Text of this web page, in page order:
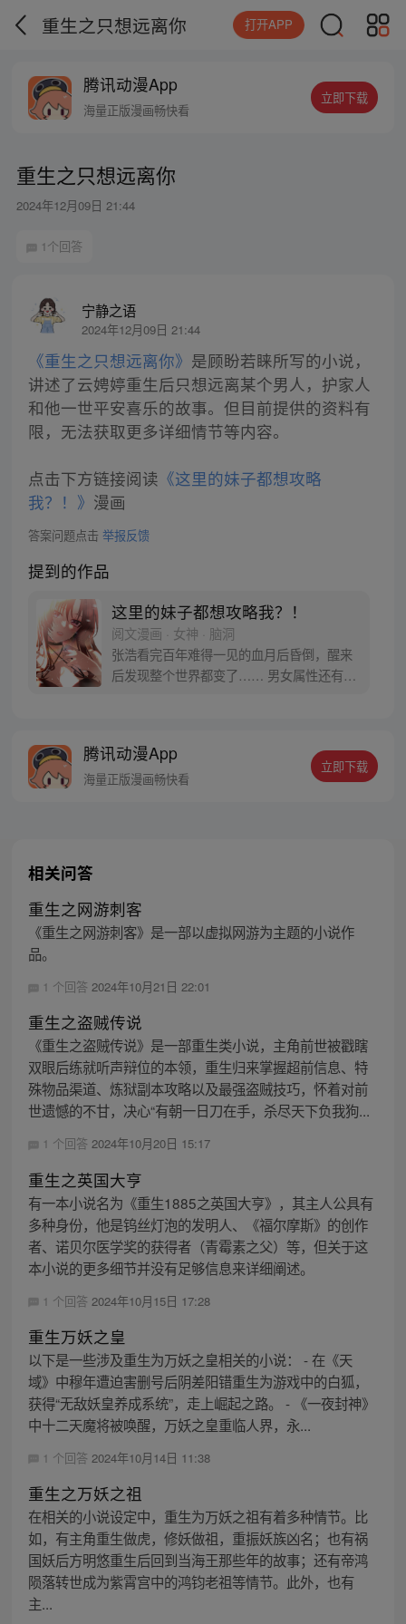
重生之只想远离你 打开APP
腾讯动漫App
海量正版漫画畅快看
立即下载
重生之只想远离你
2024年12月09日 21:44
1个回答
宁静之语
2024年12月09日 21:44
《重生之只想远离你》 是顾盼若睐所写的小说，
讲述了云娉婷重生后只想远离某个男人，护家人
和他一世平安喜乐的故事。但目前提供的资料有
限，无法获取更多详细情节等内容。
点击下方链接阅读 《这里的妹子都想攻略
我？！》 漫画
答案问题点击 举报反馈
提到的作品
这里的妹子都想攻略我？！
阅文漫画 · 女神 · 脑洞
张浩看完百年难得一见的血月后昏倒，醒来
后发现整个世界都变了…… 男女属性还有观
人看不起，甚至找不到男人。 女追男很正
常，男追女叫倒追…… “在这个妹子都倒追
腾讯动漫App
海量正版漫画畅快看
立即下载
相关问答
重生之网游刺客
《重生之网游刺客》是一部以虚拟网游为主题的小说作
品。
1 个回答 2024年10月21日 22:01
重生之盗贼传说
《重生之盗贼传说》是一部重生类小说，主角前世被戳瞎
双眼后练就听声辩位的本领，重生归来掌握超前信息、特
殊物品渠道、炼狱副本攻略以及最强盗贼技巧，怀着对前
世遗憾的不甘，决心“有朝一日刀在手，杀尽天下负我狗...
1 个回答 2024年10月20日 15:17
重生之英国大亨
有一本小说名为《重生1885之英国大亨》，其主人公具有
多种身份，他是钨丝灯泡的发明人、《福尔摩斯》的创作
者、诺贝尔医学奖的获得者（青霉素之父）等，但关于这
本小说的更多细节并没有足够信息来详细阐述。
1 个回答 2024年10月15日 17:28
重生万妖之皇
以下是一些涉及重生为万妖之皇相关的小说： - 在《天
域》中穆年遭迫害删号后阴差阳错重生为游戏中的白狐，
获得“无敌妖皇养成系统”，走上崛起之路。 - 《一夜封神》
中十二天魔将被唤醒，万妖之皇重临人界，永...
1 个回答 2024年10月14日 11:38
重生之万妖之祖
在相关的小说设定中，重生为万妖之祖有着多种情节。比
如，有主角重生做虎，修妖做祖，重振妖族凶名；也有祸
国妖后方明悠重生后回到当海王那些年的故事；还有帝鸿
陨落转世成为紫霄宫中的鸿钧老祖等情节。此外，也有
主...